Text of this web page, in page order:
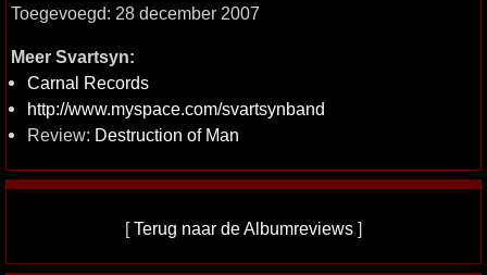
Toegevoegd: 28 december 2007
Meer Svartsyn:
Carnal Records
http://www.myspace.com/svartsynband
Review: Destruction of Man
[Terug naar de Albumreviews ]